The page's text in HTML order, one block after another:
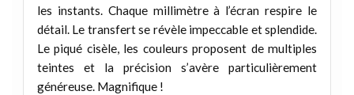
les instants. Chaque millimètre à l’écran respire le
détail. Le transfert se révèle impeccable et splendide.
Le piqué cisèle, les couleurs proposent de multiples
teintes et la précision s’avère particulièrement
généreuse. Magnifique !